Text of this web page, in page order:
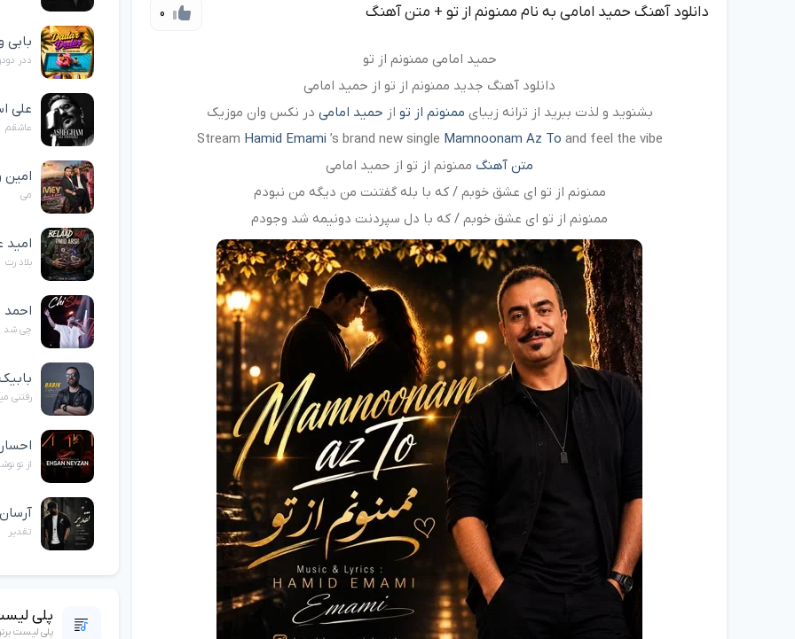
0 دانلود آهنگ حمید امامی به نام ممنونم از تو + متن آهنگ
حمید امامی ممنونم از تو
دانلود آهنگ جدید ممنونم از تو از حمید امامی
بشنوید و لذت ببرید از ترانه زیبای ممنونم از تو از حمید امامی در نکس وان موزیک
Stream Hamid Emami ’s brand new single Mamnoonam Az To and feel the vibe
متن آهنگ ممنونم از تو از حمید امامی
ممنونم از تو ای عشق خوبم / که با بله گفتنت من دیگه من نبودم
ممنونم از تو ای عشق خوبم / که با دل سپردنت دونیمه شد وجودم
بابی
ددر
علی
عاشقم
امین
می
بلاد رت
احمد
چی شد
رفتنی
از تو
آرسان
تقدیر
پلی
پلی لیست